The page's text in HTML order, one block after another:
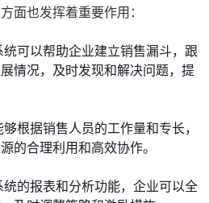
面也发挥着重要作用：
统可以帮助企业建立销售漏斗，跟
情况，及时发现和解决问题，提
根据销售人员的工作量和专长，
的合理利用和高效协作。
统的报表和分析功能，企业可以全